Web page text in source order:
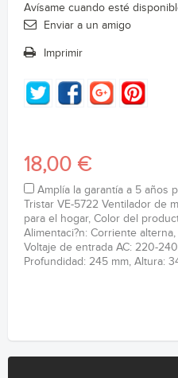
Avísame cuando esté
Enviar a un amigo
Imprimir
18,00 €
Amplía la garantía a 5 años
Tristar VE-5722 Ventilador de
para el hogar, Color del
Alimentaci?n: Corriente
Voltaje de entrada AC: 220-
Profundidad: 245 mm, Altura: